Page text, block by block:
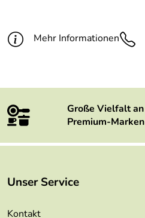
Mehr Informationen
Große Vielfalt an
Premium-Marken
Unser Service
Kontakt